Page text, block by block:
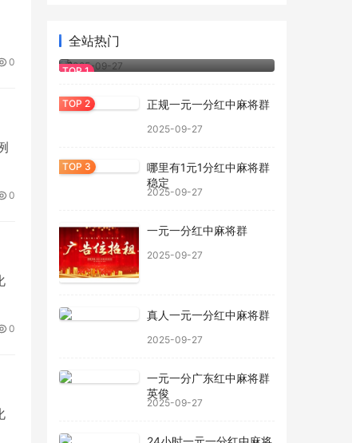
0
0
0
全站热门
24小时上下分正规麻将群我有
2025-09-27
正规一元一分红中麻将群
2025-09-27
哪里有1元1分红中麻将群
稳定
2025-09-27
一元一分红中麻将群
2025-09-27
真人一元一分红中麻将群
2025-09-27
一元一分广东红中麻将群
英俊
2025-09-27